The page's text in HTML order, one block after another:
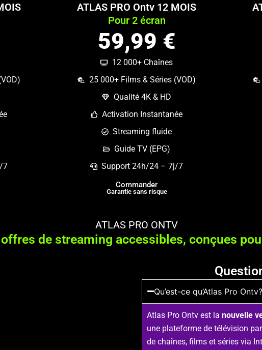
7
ATLAS PRO Ontv 12 MOIS
Pour 2 écran
59,99 €
12 000+ Chaînes
25 000+ Films & Séries (VOD)
Qualité 4K & HD
Activation Instantanée
Streaming fluide
Guide TV (EPG)
Support 24h/24 – 7j/7
Commander
Garantie sans risque
ATLAS PRO ONTV
offres de streaming accessibles, conçues
Qu’est-ce qu’Atlas Pro Ontv?
Atlas Pro Ontv est la nouvelle
une plateforme de télévision
de chaînes, films et séries via